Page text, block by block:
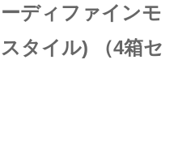
ディファインモ
タイル) （4箱セ